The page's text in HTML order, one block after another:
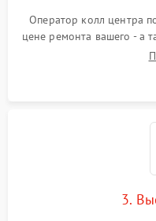
Оператор колл центра
цене ремонта вашего - а
3.